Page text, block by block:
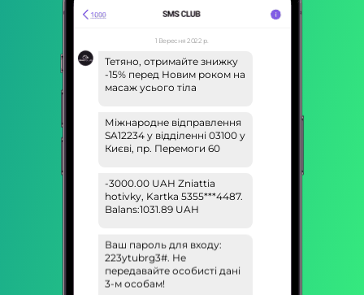
1 Вересня 2022 р.
Тетяно, отримайте знижку
-15% перед Новим роком на
масаж усього тіла
Міжнародне відправлення
SA12234 у відділенні 03100 у
Києві, пр. Перемоги 60
-3000.00 UAH Zniattia
hotivky, Kartka 5355***4487.
Balans:1031.89 UAH
Ваш пароль для входу:
223ytubrg3#. Не
передавайте особисті дані
3-м особам!